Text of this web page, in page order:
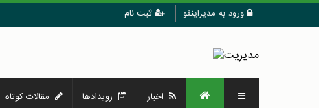
ورود به مدیراینفو ثبت نام
اخبار رویدادها مقالات کوتاه